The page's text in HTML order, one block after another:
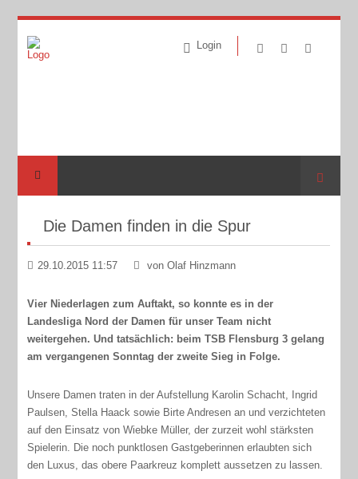
Login
Suche
Die Damen finden in die Spur
29.10.2015 11:57 von Olaf Hinzmann
Vier Niederlagen zum Auftakt, so konnte es in der
Landesliga Nord der Damen für unser Team nicht
weitergehen. Und tatsächlich: beim TSB Flensburg 3 gelang
am vergangenen Sonntag der zweite Sieg in Folge.
Unsere Damen traten in der Aufstellung Karolin Schacht, Ingrid
Paulsen, Stella Haack sowie Birte Andresen an und verzichteten
auf den Einsatz von Wiebke Müller, der zurzeit wohl stärksten
Spielerin. Die noch punktlosen Gastgeberinnen erlaubten sich
den Luxus, das obere Paarkreuz komplett aussetzen zu lassen.